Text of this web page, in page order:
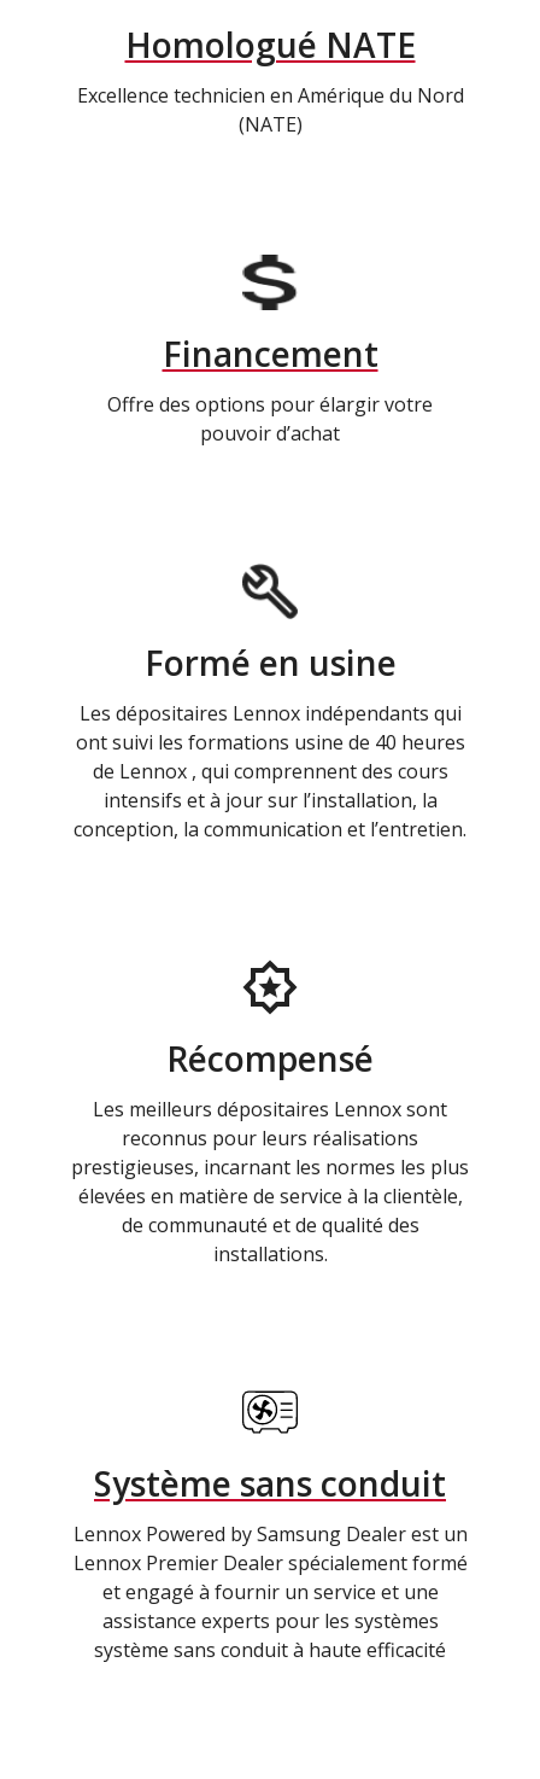
Homologué NATE
Excellence technicien en Amérique du Nord
(NATE)
Financement
Offre des options pour élargir votre
pouvoir d’achat
Formé en usine
Les dépositaires Lennox indépendants qui
ont suivi les formations usine de 40 heures
de Lennox , qui comprennent des cours
intensifs et à jour sur l’installation, la
conception, la communication et l’entretien.
Récompensé
Les meilleurs dépositaires Lennox sont
reconnus pour leurs réalisations
prestigieuses, incarnant les normes les plus
élevées en matière de service à la clientèle,
de communauté et de qualité des
installations.
Système sans conduit
Lennox Powered by Samsung Dealer est un
Lennox Premier Dealer spécialement formé
et engagé à fournir un service et une
assistance experts pour les systèmes
système sans conduit à haute efficacité